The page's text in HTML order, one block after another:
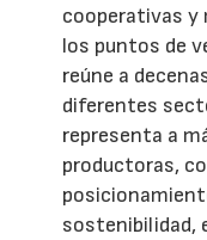
cooperativas y
los puntos de
reúne a
diferentes
representa a
productoras,
sostenibilidad,